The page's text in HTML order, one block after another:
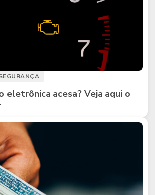
SEGURANÇA
eletrônica acesa? Veja aqui o